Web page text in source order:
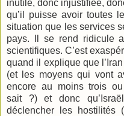
inutile, donc injustifiée,
qu’il puisse avoir toutes
situation que les services
pays. Il se rend ridicule
scientifiques. C’est
quand il explique que
(et les moyens qui vont
encore au moins trois
sait ?) et donc
déclencher les hostilités